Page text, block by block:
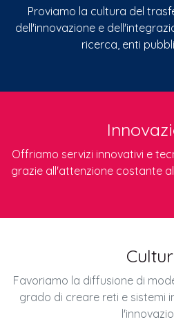
Proviamo la cultura del
dell'innovazione e
ricerca, enti
Offriamo servizi innovativi e
grazie all'attenzione costante
Favoriamo la diffusione di
grado di creare reti e sistemi